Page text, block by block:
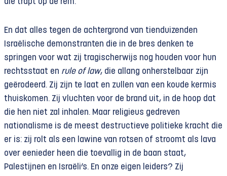
die trapt op de rem.
En dat alles tegen de achtergrond van tienduizenden
Israëlische demonstranten die in de bres denken te
springen voor wat zij tragischerwijs nog houden voor hun
rechtsstaat en rule of law, die allang onherstelbaar zijn
geërodeerd. Zij zijn te laat en zullen van een koude kermis
thuiskomen. Zij vluchten voor de brand uit, in de hoop dat
die hen niet zal inhalen. Maar religieus gedreven
nationalisme is de meest destructieve politieke kracht die
er is: zij rolt als een lawine van rotsen of stroomt als lava
over eenieder heen die toevallig in de baan staat,
Palestijnen en Israëli’s. En onze eigen leiders? Zij